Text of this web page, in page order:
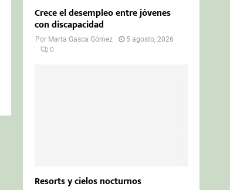
Crece el desempleo entre jóvenes
con discapacidad
Por Marta Gasca Gómez
5 agosto, 2026
0
Resorts y cielos nocturnos